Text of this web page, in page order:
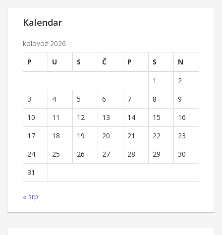
Kalendar
kolovoz 2026
P
U S Č P S
N
1
2
3
4 5 6 7 8
9
10
11 12 13 14 15
16
17
18 19 20 21 22
23
24
25 26 27 28 29
30
31
« srp